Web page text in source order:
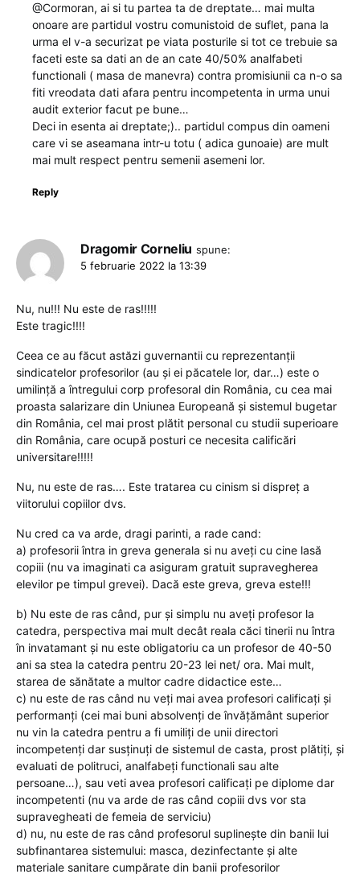
@Cormoran, ai si tu partea ta de dreptate… mai multa
onoare are partidul vostru comunistoid de suflet, pana la
urma el v-a securizat pe viata posturile si tot ce trebuie sa
faceti este sa dati an de an cate 40/50% analfabeti
functionali ( masa de manevra) contra promisiunii ca n-o sa
fiti vreodata dati afara pentru incompetenta in urma unui
audit exterior facut pe bune…
Deci in esenta ai dreptate;).. partidul compus din oameni
care vi se aseamana intr-u totu ( adica gunoaie) are mult
mai mult respect pentru semenii asemeni lor.
Reply
Dragomir Corneliu spune:
5 februarie 2022 la 13:39
Nu, nu!!! Nu este de ras!!!!!
Este tragic!!!!
Ceea ce au făcut astăzi guvernantii cu reprezentanții
sindicatelor profesorilor (au și ei păcatele lor, dar…) este o
umilință a întregului corp profesoral din România, cu cea mai
proasta salarizare din Uniunea Europeană și sistemul bugetar
din România, cel mai prost plătit personal cu studii superioare
din România, care ocupă posturi ce necesita calificări
universitare!!!!!
Nu, nu este de ras…. Este tratarea cu cinism si dispreț a
viitorului copiilor dvs.
Nu cred ca va arde, dragi parinti, a rade cand:
a) profesorii întra in greva generala si nu aveți cu cine lasă
copiii (nu va imaginati ca asiguram gratuit supravegherea
elevilor pe timpul grevei). Dacă este greva, greva este!!!
b) Nu este de ras când, pur și simplu nu aveți profesor la
catedra, perspectiva mai mult decât reala căci tinerii nu întra
în invatamant și nu este obligatoriu ca un profesor de 40-50
ani sa stea la catedra pentru 20-23 lei net/ ora. Mai mult,
starea de sănătate a multor cadre didactice este…
c) nu este de ras când nu veți mai avea profesori calificați și
performanți (cei mai buni absolvenți de învățământ superior
nu vin la catedra pentru a fi umiliți de unii directori
incompetenți dar susținuți de sistemul de casta, prost plătiți, și
evaluati de politruci, analfabeți functionali sau alte
persoane…), sau veti avea profesori calificați pe diplome dar
incompetenti (nu va arde de ras când copiii dvs vor sta
supravegheati de femeia de serviciu)
d) nu, nu este de ras când profesorul suplinește din banii lui
subfinantarea sistemului: masca, dezinfectante și alte
materiale sanitare cumpărate din banii profesorilor